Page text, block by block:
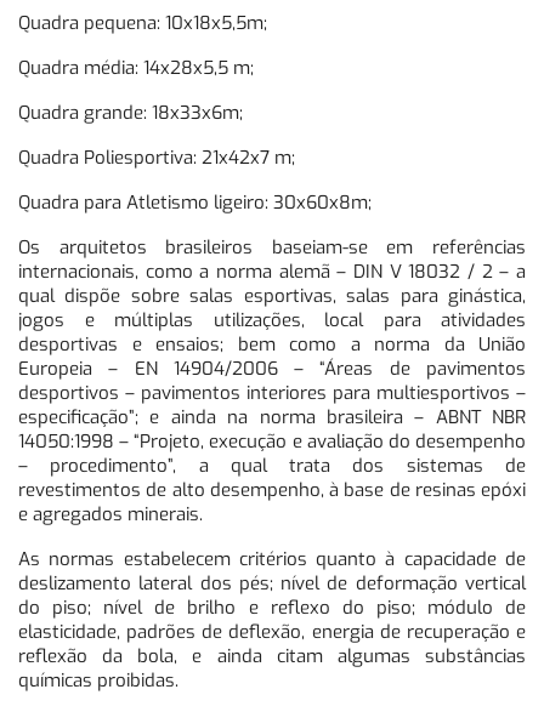
Quadra pequena: 10x18x5,5m;
Quadra média: 14x28x5,5 m;
Quadra grande: 18x33x6m;
Quadra Poliesportiva: 21x42x7 m;
Quadra para Atletismo ligeiro: 30x60x8m;
Os arquitetos brasileiros baseiam-se em referências
internacionais, como a norma alemã – DIN V 18032 / 2 – a
qual dispõe sobre salas esportivas, salas para ginástica,
jogos e múltiplas utilizações, local para atividades
desportivas e ensaios; bem como a norma da União
Europeia – EN 14904/2006 – “Áreas de pavimentos
desportivos – pavimentos interiores para multiesportivos –
especificação”; e ainda na norma brasileira – ABNT NBR
14050:1998 – “Projeto, execução e avaliação do desempenho
– procedimento”, a qual trata dos sistemas de
revestimentos de alto desempenho, à base de resinas epóxi
e agregados minerais.
As normas estabelecem critérios quanto à capacidade de
deslizamento lateral dos pés; nível de deformação vertical
do piso; nível de brilho e reflexo do piso; módulo de
elasticidade, padrões de deflexão, energia de recuperação e
reflexão da bola, e ainda citam algumas substâncias
químicas proibidas.